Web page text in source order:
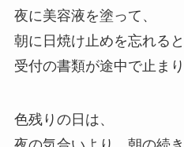
夜に美容液を塗って、
朝に日焼け止めを忘れると
受付の書類が途中で止まり
色残りの日は、